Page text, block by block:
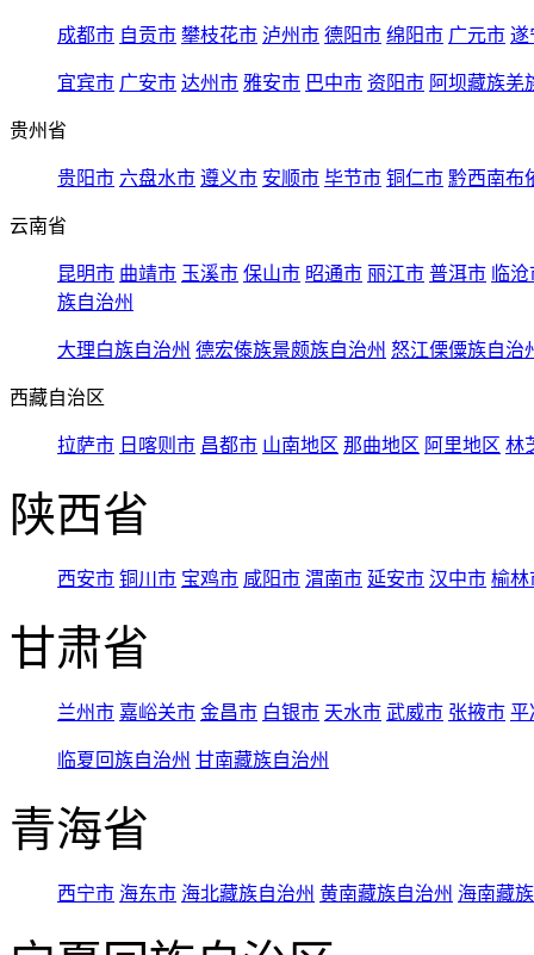
成都市 自贡市 攀枝花市 泸州市 德阳市 绵阳市 广元市 遂
宜宾市 广安市 达州市 雅安市 巴中市 资阳市 阿坝藏族羌
贵州省
贵阳市 六盘水市 遵义市 安顺市 毕节市 铜仁市 黔西南布
云南省
昆明市 曲靖市 玉溪市 保山市 昭通市 丽江市 普洱市 临
族自治州
大理白族自治州 德宏傣族景颇族自治州 怒江傈僳族自治
西藏自治区
拉萨市 日喀则市 昌都市 山南地区 那曲地区 阿里地区 林
陕西省
西安市 铜川市 宝鸡市 咸阳市 渭南市 延安市 汉中市 榆林
甘肃省
兰州市 嘉峪关市 金昌市 白银市 天水市 武威市 张掖市 平
临夏回族自治州 甘南藏族自治州
青海省
西宁市 海东市 海北藏族自治州 黄南藏族自治州 海南藏